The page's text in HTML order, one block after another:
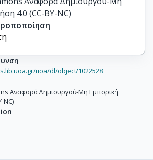
4.0 (CC-BY-NC)
uoa/dl/object/1022528
Αναφορά Δημιουργού-Μη Εμπορική
NC)